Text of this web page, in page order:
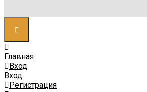
Главная
Вход
Вход
Регистрация